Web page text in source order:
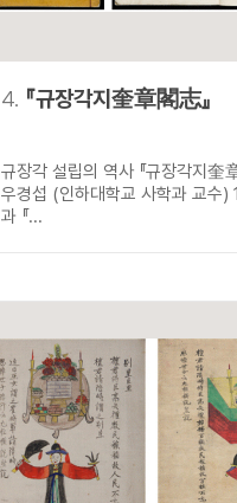
4. 『규장각지奎章閣志』
규장각 설립의 역사 『규장각지奎
우경섭 (인하대학교 사학과 교수)
과 『...